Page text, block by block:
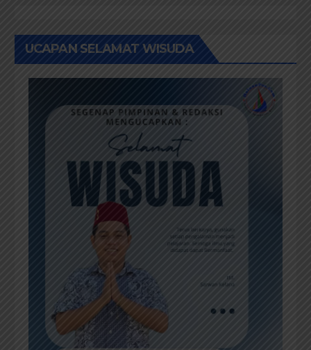
UCAPAN SELAMAT WISUDA